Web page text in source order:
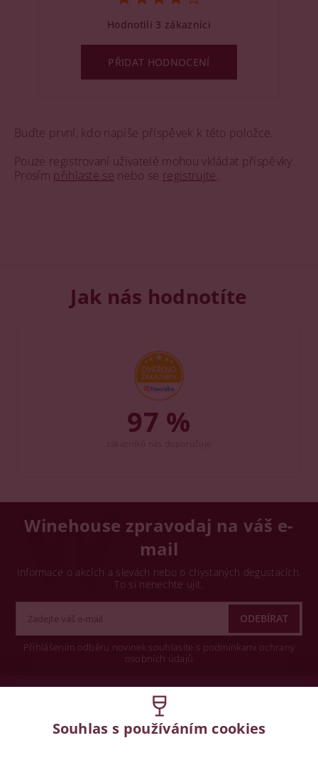
Buďte první, kdo napíše příspěvek k této položce.
Pouze registrovaní uživatelé mohou vkládat příspěvky.
Prosím přihlaste se nebo se registrujte
Hodnotili 3 zákazníci
PŘIDAT HODNOCENÍ
Jak nás hodnotíte
97 %
Winehouse zpravodaj na váš e-
mail
Informace o akcích a slevách nebo o chystaných degustacích.
To si nenechte ujít.
Přihlášením odběru novinek souhlasíte s podmínkami ochrany
osobních údajů
LegislativaSouhlas s používáním cookies